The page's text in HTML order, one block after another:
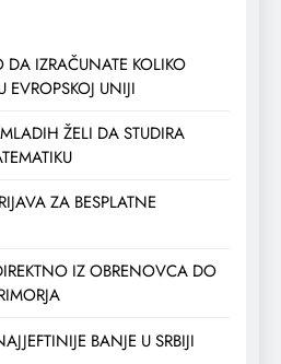
DA IZRAČUNATE KOLIKO
EVROPSKOJ UNIJI
ŽELI DA STUDIRA
ZA BESPLATNE
IZ OBRENOVCA DO
BANJE U SRBIJI